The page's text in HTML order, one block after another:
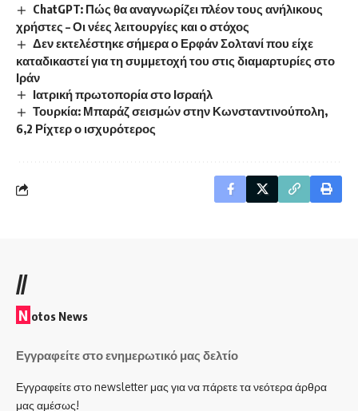
ChatGPT: Πώς θα αναγνωρίζει πλέον τους ανήλικους
χρήστες – Οι νέες λειτουργίες και ο στόχος
Δεν εκτελέστηκε σήμερα ο Ερφάν Σολτανί που είχε
καταδικαστεί για τη συμμετοχή του στις διαμαρτυρίες στο
Ιράν
Ιατρική πρωτοπορία στο Ισραήλ
Τουρκία: Μπαράζ σεισμών στην Κωνσταντινούπολη,
6,2 Ρίχτερ ο ισχυρότερος
//
N otos News
Εγγραφείτε στο ενημερωτικό μας δελτίο
Εγγραφείτε στο newsletter μας για να πάρετε τα νεότερα άρθρα
μας αμέσως!